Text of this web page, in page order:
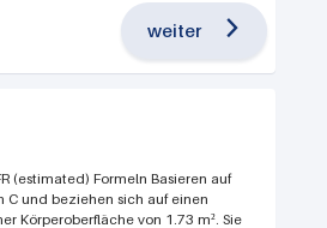
weiter
Formeln Basieren auf
C und beziehen sich auf einen
Körperoberfläche von 1.73 m². Sie